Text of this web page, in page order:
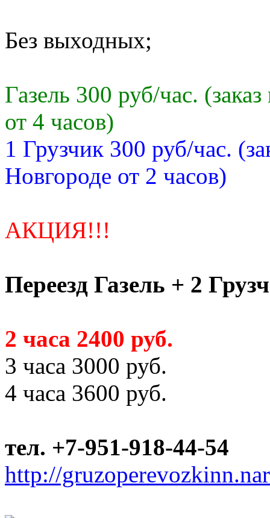
Без выходных;
Газель 300 руб/час.
от 4 часов)
1 Грузчик 300 руб/час.
Новгороде от 2 часов)
АКЦИЯ!!!
Переезд Газель + 2
2 часа 2400 руб.
3 часа 3000 руб.
4 часа 3600 руб.
тел. +7-951-918-44-54
http://